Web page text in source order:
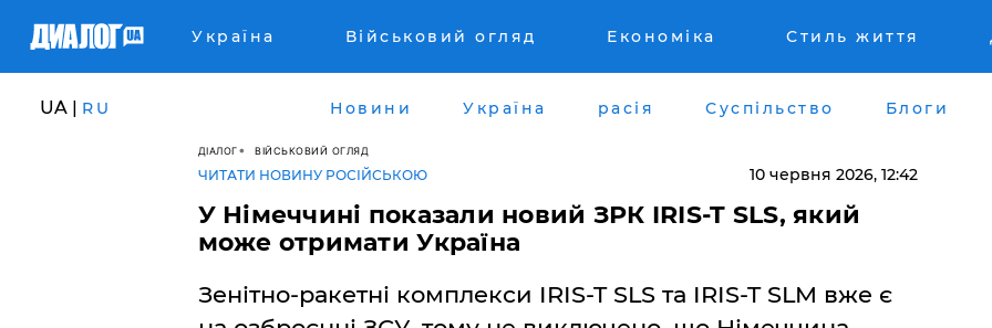
Україна Військовий огляд Економіка Стиль життя
UA | RU Новини Україна расія Суспільство Блоги
ДІАЛОГ ВІЙСЬКОВИЙ ОГЛЯД
ЧИТАТИ НОВИНУ РОСІЙСЬКОЮ 10 червня 2026, 12:42
У Німеччині показали новий ЗРК IRIS-T SLS, який
може отримати Україна
Зенітно-ракетні комплекси IRIS-T SLS та IRIS-T SLM вже є